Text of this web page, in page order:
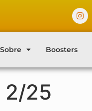
Sobre Boosters
2/25